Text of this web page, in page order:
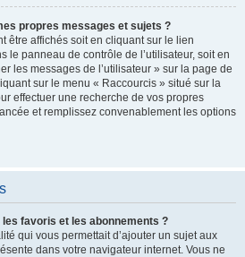
propres messages et sujets ?
être affichés soit en cliquant sur le lien
le panneau de contrôle de l’utilisateur, soit en
les messages de l’utilisateur » sur la page de
sur le menu « Raccourcis » situé sur la
effectuer une recherche de vos propres
et remplissez convenablement les options
favoris et les abonnements ?
qui vous permettait d’ajouter un sujet aux
dans votre navigateur internet. Vous ne